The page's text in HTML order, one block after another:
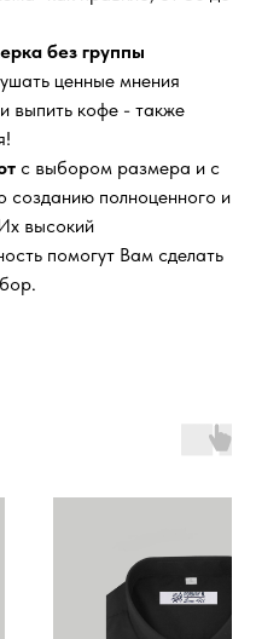
без группы
ценные мнения
выпить кофе - также
с выбором размера и с
созданию полноценного и
высокий
помогут Вам сделать